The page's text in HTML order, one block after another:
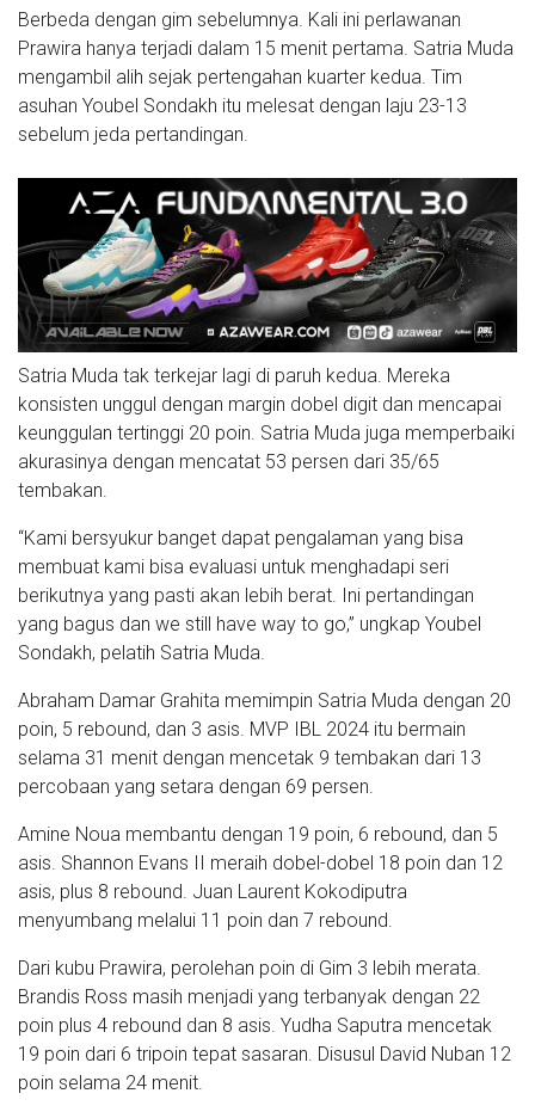
Berbeda dengan gim sebelumnya. Kali ini perlawanan
Prawira hanya terjadi dalam 15 menit pertama. Satria Muda
mengambil alih sejak pertengahan kuarter kedua. Tim
asuhan Youbel Sondakh itu melesat dengan laju 23-13
sebelum jeda pertandingan.
Satria Muda tak terkejar lagi di paruh kedua. Mereka
konsisten unggul dengan margin dobel digit dan mencapai
keunggulan tertinggi 20 poin. Satria Muda juga memperbaiki
akurasinya dengan mencatat 53 persen dari 35/65
tembakan.
“Kami bersyukur banget dapat pengalaman yang bisa
membuat kami bisa evaluasi untuk menghadapi seri
berikutnya yang pasti akan lebih berat. Ini pertandingan
yang bagus dan we still have way to go,” ungkap Youbel
Sondakh, pelatih Satria Muda.
Abraham Damar Grahita memimpin Satria Muda dengan 20
poin, 5 rebound, dan 3 asis. MVP IBL 2024 itu bermain
selama 31 menit dengan mencetak 9 tembakan dari 13
percobaan yang setara dengan 69 persen.
Amine Noua membantu dengan 19 poin, 6 rebound, dan 5
asis. Shannon Evans II meraih dobel-dobel 18 poin dan 12
asis, plus 8 rebound. Juan Laurent Kokodiputra
menyumbang melalui 11 poin dan 7 rebound.
Dari kubu Prawira, perolehan poin di Gim 3 lebih merata.
Brandis Ross masih menjadi yang terbanyak dengan 22
poin plus 4 rebound dan 8 asis. Yudha Saputra mencetak
19 poin dari 6 tripoin tepat sasaran. Disusul David Nuban 12
poin selama 24 menit.